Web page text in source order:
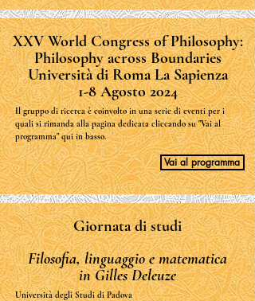
XXV World Congress of Philosophy:
Philosophy across Boundaries
Università di Roma La Sapienza
1-8 Agosto 2024
Il gruppo di ricerca è coinvolto in una serie di eventi per i
quali si rimanda alla pagina dedicata cliccando su "Vai al
programma" qui in basso.
Vai al programma
Giornata di studi
Filosofia, linguaggio e matematica
in Gilles Deleuze
Università degli Studi di Padova